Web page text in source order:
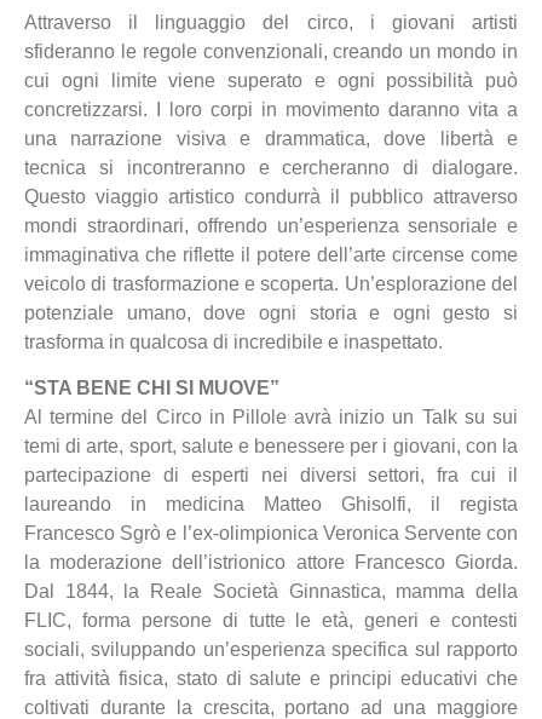
Attraverso il linguaggio del circo, i giovani artisti
sfideranno le regole convenzionali, creando un mondo in
cui ogni limite viene superato e ogni possibilità può
concretizzarsi. I loro corpi in movimento daranno vita a
una narrazione visiva e drammatica, dove libertà e
tecnica si incontreranno e cercheranno di dialogare.
Questo viaggio artistico condurrà il pubblico attraverso
mondi straordinari, offrendo un’esperienza sensoriale e
immaginativa che riflette il potere dell’arte circense come
veicolo di trasformazione e scoperta. Un’esplorazione del
potenziale umano, dove ogni storia e ogni gesto si
trasforma in qualcosa di incredibile e inaspettato.
“STA BENE CHI SI MUOVE”
Al termine del Circo in Pillole avrà inizio un Talk su sui
temi di arte, sport, salute e benessere per i giovani, con la
partecipazione di esperti nei diversi settori, fra cui il
laureando in medicina Matteo Ghisolfi, il regista
Francesco Sgrò e l’ex-olimpionica Veronica Servente con
la moderazione dell’istrionico attore Francesco Giorda.
Dal 1844, la Reale Società Ginnastica, mamma della
FLIC, forma persone di tutte le età, generi e contesti
sociali, sviluppando un’esperienza specifica sul rapporto
fra attività fisica, stato di salute e principi educativi che
coltivati durante la crescita, portano ad una maggiore